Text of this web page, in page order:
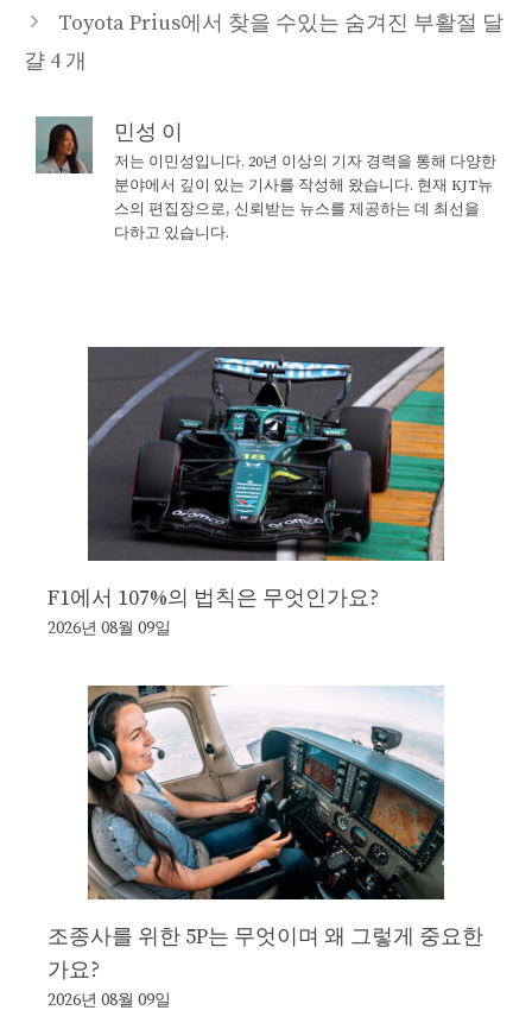
Toyota Prius에서 찾을 수있는 숨겨진 부활절 달
걀 4 개
민성 이
저는 이민성입니다. 20년 이상의 기자 경력을 통해 다양한
분야에서 깊이 있는 기사를 작성해 왔습니다. 현재 KJT뉴
스의 편집장으로, 신뢰받는 뉴스를 제공하는 데 최선을
다하고 있습니다.
F1에서 107%의 법칙은 무엇인가요?
2026년 08월 09일
조종사를 위한 5P는 무엇이며 왜 그렇게 중요한
가요?
2026년 08월 09일